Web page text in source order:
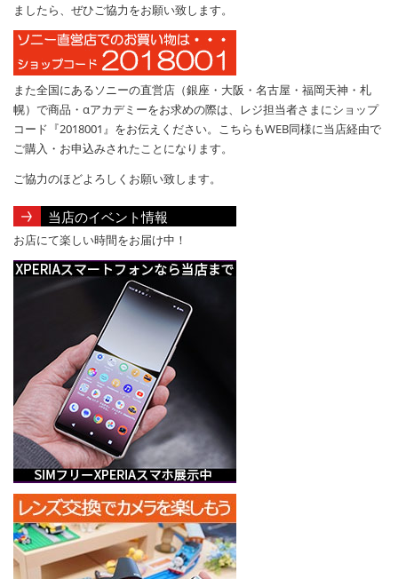
ましたら、ぜひご協力をお願い致します。
また全国にあるソニーの直営店（銀座・大阪・名古屋・福岡天神・札
幌）で商品・αアカデミーをお求めの際は、レジ担当者さまにショップ
コード『2018001』をお伝えください。こちらもWEB同様に当店経由で
ご購入・お申込みされたことになります。
ご協力のほどよろしくお願い致します。
当店のイベント情報
お店にて楽しい時間をお届け中！